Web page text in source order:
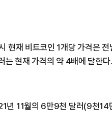
현재 비트코인 1개당 가격은
현재 가격의 약 4배에 달한다.
년 11월의 6만9천 달러(9천14